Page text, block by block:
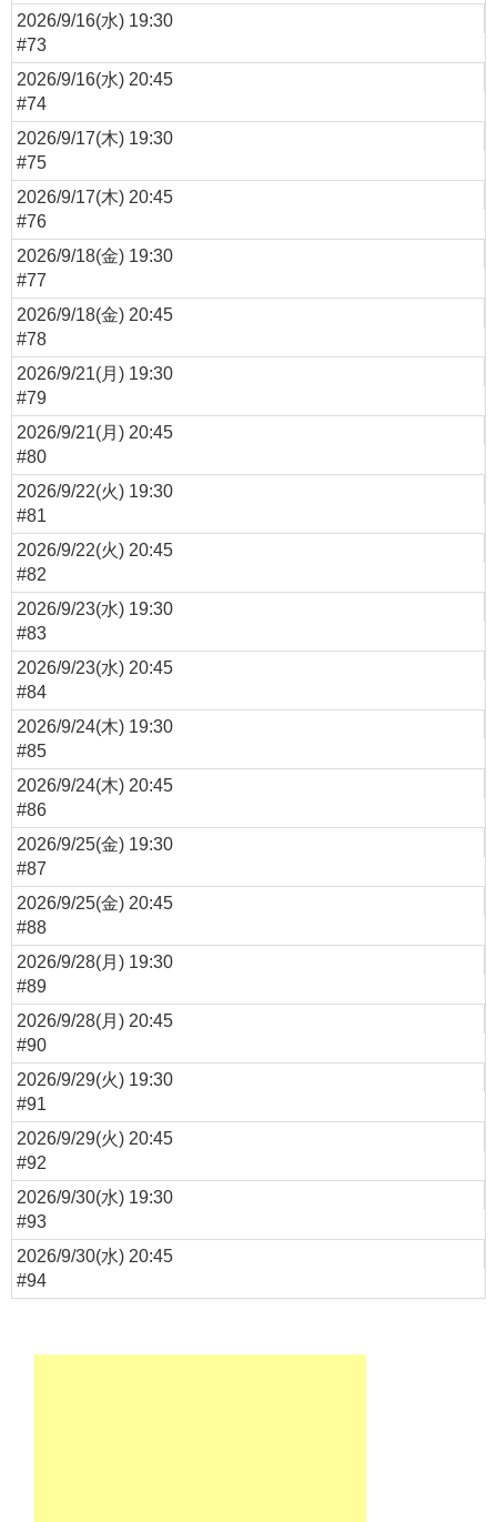
2026/9/16(水) 19:30
#73
2026/9/16(水) 20:45
#74
2026/9/17(木) 19:30
#75
2026/9/17(木) 20:45
#76
2026/9/18(金) 19:30
#77
2026/9/18(金) 20:45
#78
2026/9/21(月) 19:30
#79
2026/9/21(月) 20:45
#80
2026/9/22(火) 19:30
#81
2026/9/22(火) 20:45
#82
2026/9/23(水) 19:30
#83
2026/9/23(水) 20:45
#84
2026/9/24(木) 19:30
#85
2026/9/24(木) 20:45
#86
2026/9/25(金) 19:30
#87
2026/9/25(金) 20:45
#88
2026/9/28(月) 19:30
#89
2026/9/28(月) 20:45
#90
2026/9/29(火) 19:30
#91
2026/9/29(火) 20:45
#92
2026/9/30(水) 19:30
#93
2026/9/30(水) 20:45
#94